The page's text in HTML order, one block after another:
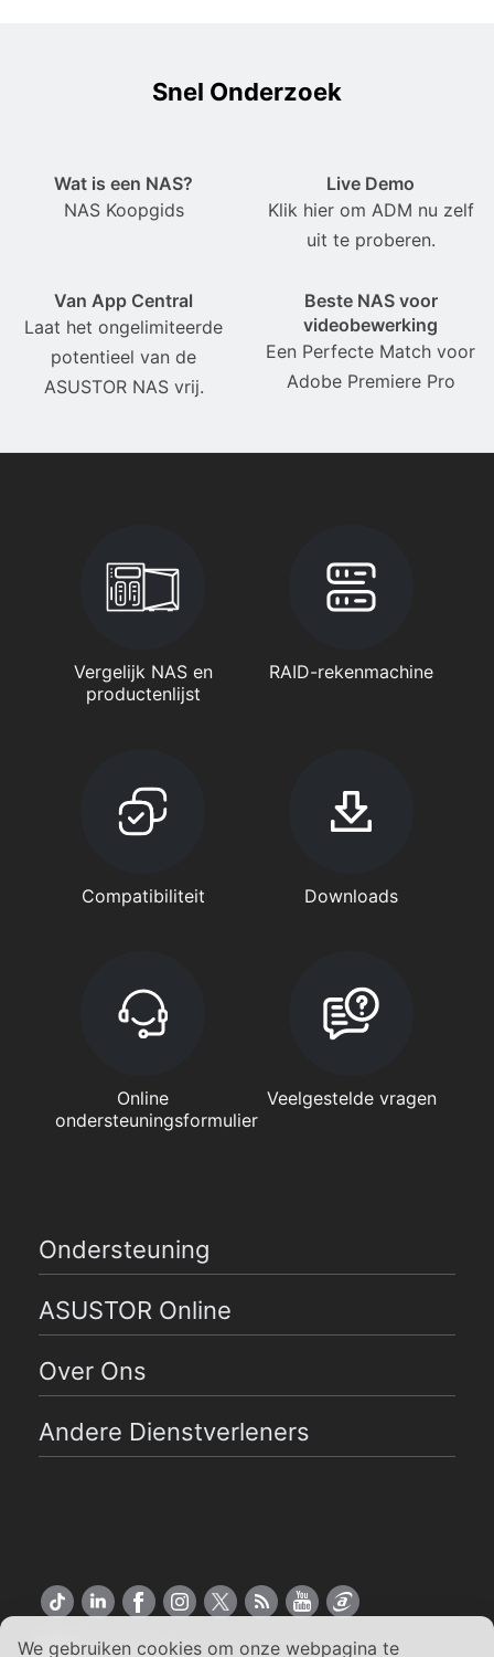
We gebruiken cookies om onze webpagina te
Snel Onderzoek
Wat is een NAS?
NAS Koopgids
Live Demo
Klik hier om ADM nu zelf
uit te proberen.
Van App Central
Laat het ongelimiteerde
potentieel van de
ASUSTOR NAS vrij.
Beste NAS voor
videobewerking
Een Perfecte Match voor
Adobe Premiere Pro
Vergelijk NAS en
productenlijst
RAID-rekenmachine
Compatibiliteit Downloads
Online
ondersteuningsformulier
Veelgestelde vragen
Ondersteuning
ASUSTOR Online
Over Ons
Andere Dienstverleners